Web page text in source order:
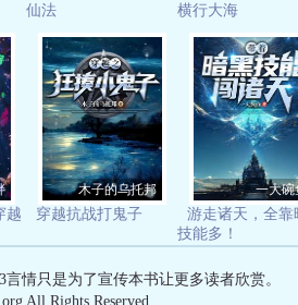
仙法
横行大海
越
木子的乌托邦
穿越抗战打鬼子
一大碗
游走诸天，全靠
技能多！
情只是为了宣传本书让更多读者欣赏。
All Rights Reserved.